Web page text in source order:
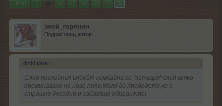
< Prev 1 ← 66 67 68 69 70 71
змей_горянин
Подрастващ автор
dvdd каза: ↑
След последния ъпдейт комбайна се "затваря" след всяко
преминаване на ново поле.Моля да предадете,че е
страшно досадно и забавящо обирането!